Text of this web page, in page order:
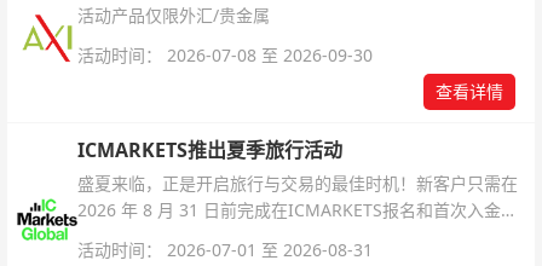
活动产品仅限外汇/贵金属
活动时间： 2026-07-08 至 2026-09-30
查看详情
ICMARKETS推出夏季旅行活动
盛夏来临，正是开启旅行与交易的最佳时机！新客户只需在
2026 年 8 月 31 日前完成在ICMARKETS报名和首次入金即
活动时间： 2026-07-01 至 2026-08-31